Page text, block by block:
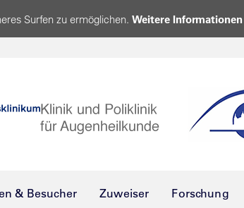
Surfen zu ermöglichen. Weitere Informationen
& Besucher Zuweiser Forschung